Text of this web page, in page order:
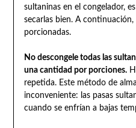
sultaninas en el congelador,
secarlas bien. A continuación,
porcionadas.
No descongele todas las
una cantidad por porciones.
repetida. Este método de
inconveniente: las pasas
cuando se enfrían a bajas